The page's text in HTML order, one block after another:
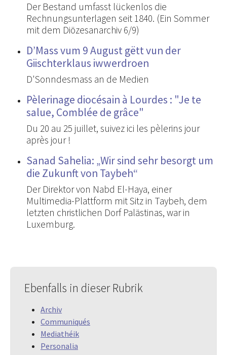
Der Bestand umfasst lückenlos die
Rechnungsunterlagen seit 1840. (Ein Sommer
mit dem Diözesanarchiv 6/9)
D’Mass vum 9 August gëtt vun der
Giischterklaus iwwerdroen
D'Sonndesmass an de Medien
Pèlerinage diocésain à Lourdes : "Je te
salue, Comblée de grâce"
Du 20 au 25 juillet, suivez ici les pèlerins jour
après jour !
Sanad Sahelia: „Wir sind sehr besorgt um
die Zukunft von Taybeh“
Der Direktor von Nabd El-Haya, einer
Multimedia-Plattform mit Sitz in Taybeh, dem
letzten christlichen Dorf Palästinas, war in
Luxemburg.
Ebenfalls in dieser Rubrik
Archiv
Communiqués
Mediathéik
Personalia